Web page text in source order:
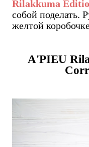
Rilakkuma
собой поделать.
желтой
A'PIEU